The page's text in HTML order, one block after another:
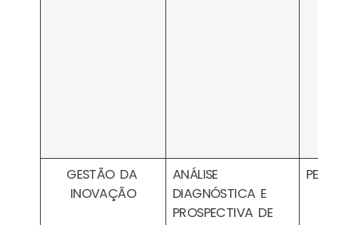
GESTÃO DA
INOVAÇÃO
ANÁLISE
DIAGNÓSTICA E
PROSPECTIVA DE